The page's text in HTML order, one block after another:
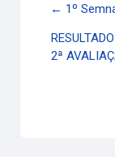
← 1º
2ª